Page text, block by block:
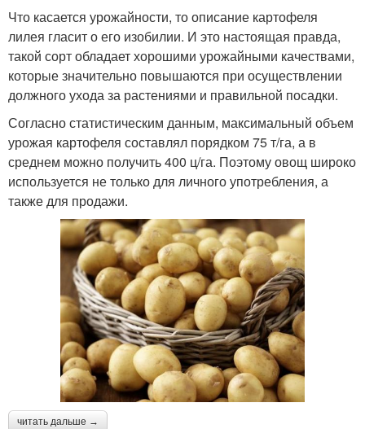
Что касается урожайности, то описание картофеля
лилея гласит о его изобилии. И это настоящая правда,
такой сорт обладает хорошими урожайными качествами,
которые значительно повышаются при осуществлении
должного ухода за растениями и правильной посадки.
Согласно статистическим данным, максимальный объем
урожая картофеля составлял порядком 75 т/га, а в
среднем можно получить 400 ц/га. Поэтому овощ широко
используется не только для личного употребления, а
также для продажи.
читать дальше →